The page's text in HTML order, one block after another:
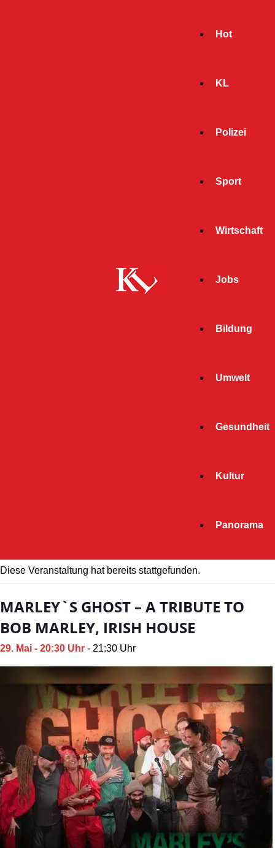
Hot
KL
Polizei
Sport
Wirtschaft
Jobs
Bildung
Umwelt
Gesundheit
Kultur
Panorama
Diese Veranstaltung hat bereits stattgefunden.
MARLEY`S GHOST – A TRIBUTE TO
BOB MARLEY, IRISH HOUSE
29. Mai - 20:30 Uhr - 21:30 Uhr